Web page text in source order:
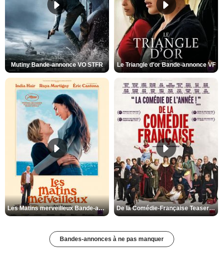
Mutiny Bande-annonce VO STFR Le Triangle d'or Bande-annonce VF
Les Matins merveilleux Bande-annonce VF De la Comédie-Française Teaser VF
Bandes-annonces à ne pas manquer